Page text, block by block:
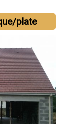
à fournir
normes de
de toiture
spécifiques.
plate